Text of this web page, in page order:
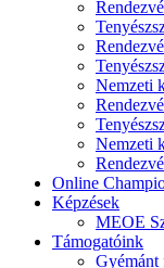
Nemzeti
Nemzeti
Online
Képzések
MEOE
Támogatóink
Gyémánt